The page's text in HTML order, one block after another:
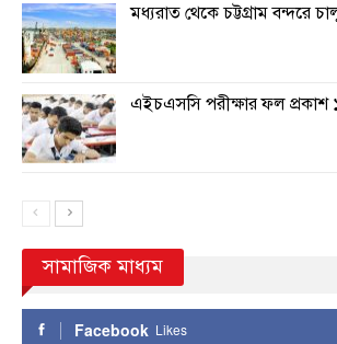
মধ্যরাত থেকে চট্টগ্রাম বন্দরে
এইচএসসি পরীক্ষার ফল প্রকাশ
সামাজিক মাধ্যম
Facebook Likes